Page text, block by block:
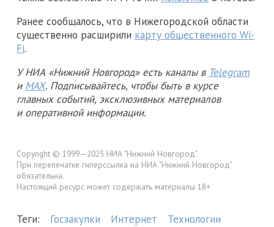
Ранее сообщалось, что в Нижегородской области
существенно расширили карту общественного Wi-
Fi.
У НИА «Нижний Новгород» есть каналы в Telegram
и MAX. Подписывайтесь, чтобы быть в курсе
главных событий, эксклюзивных материалов
и оперативной информации.
Copyright © 1999—2025 НИА "Нижний Новгород".
При перепечатке гиперссылка на НИА "Нижний Новгород"
обязательна.
Настоящий ресурс может содержать материалы 18+
Теги: Госзакупки Интернет Технологии